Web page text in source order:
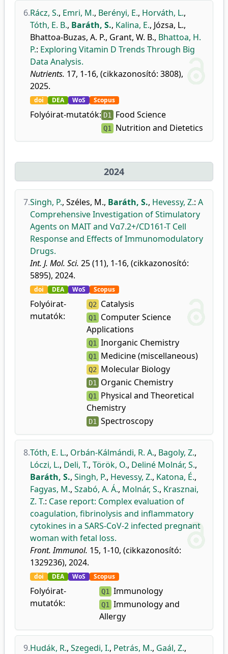
6.Rácz, S., Emri, M., Berényi, E., Horváth, L.,
Tóth, E. B., Baráth, S., Kalina, E., Józsa, L.,
Bhattoa-Buzas, A. P., Grant, W. B., Bhattoa, H.
P.: Exploring Vitamin D Trends Through Big
Data Analysis.
Nutrients. 17, 1-16, (cikkazonosító: 3808),
2025.
doi DEA WoS Scopus
Folyóirat-mutatók: D1 Food Science
Q1 Nutrition and Dietetics
2024
7.Singh, P., Széles, M., Baráth, S., Hevessy, Z.: A
Comprehensive Investigation of Stimulatory
Agents on MAIT and Vα7.2+/CD161-T Cell
Response and Effects of Immunomodulatory
Drugs.
Int. J. Mol. Sci. 25 (11), 1-16, (cikkazonosító:
5895), 2024.
doi DEA WoS Scopus
Folyóirat-
mutatók:
Q2 Catalysis
Q1
Computer Science
Applications
Q1 Inorganic Chemistry
Q1 Medicine (miscellaneous)
Q2 Molecular Biology
D1 Organic Chemistry
Q1
Physical and Theoretical
Chemistry
D1 Spectroscopy
8.Tóth, E. L., Orbán-Kálmándi, R. A., Bagoly, Z.,
Lóczi, L., Deli, T., Török, O., Deliné Molnár, S.,
Baráth, S., Singh, P., Hevessy, Z., Katona, É.,
Fagyas, M., Szabó, A. Á., Molnár, S., Krasznai,
Z. T.: Case report: Complex evaluation of
coagulation, fibrinolysis and inflammatory
cytokines in a SARS-CoV-2 infected pregnant
woman with fetal loss.
Front. Immunol. 15, 1-10, (cikkazonosító:
1329236), 2024.
doi DEA WoS Scopus
Folyóirat-
mutatók:
Q1 Immunology
Q1 Immunology and
Allergy
9.Hudák, R., Szegedi, I., Petrás, M., Gaál, Z.,